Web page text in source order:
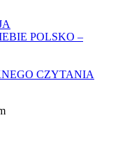
POLSKO –
CZYTANIA